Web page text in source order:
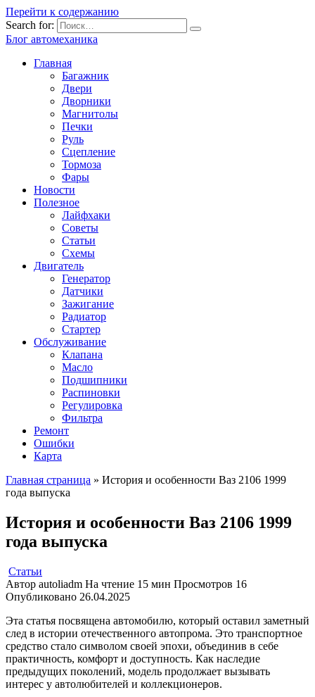
Перейти к содержанию
Search for:
Блог автомеханика
Главная
Багажник
Двери
Дворники
Магнитолы
Печки
Руль
Сцепление
Тормоза
Фары
Новости
Полезное
Лайфхаки
Советы
Статьи
Схемы
Двигатель
Генератор
Датчики
Зажигание
Радиатор
Стартер
Обслуживание
Клапана
Масло
Подшипники
Распиновки
Регулировка
Фильтра
Ремонт
Ошибки
Карта
Главная страница » История и особенности Ваз 2106 1999
года выпуска
История и особенности Ваз 2106 1999
года выпуска
Статьи
Автор autoliadm На чтение 15 мин Просмотров 16
Опубликовано 26.04.2025
Эта статья посвящена автомобилю, который оставил заметный
след в истории отечественного автопрома. Это транспортное
средство стало символом своей эпохи, объединив в себе
практичность, комфорт и доступность. Как наследие
предыдущих поколений, модель продолжает вызывать
интерес у автолюбителей и коллекционеров.